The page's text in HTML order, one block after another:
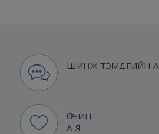
ШИНЖ ТЭМДГИЙН
ӨВЧИН
А-Я